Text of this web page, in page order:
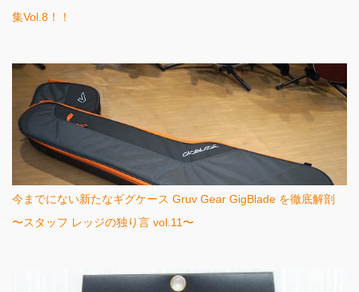
集Vol.8！！
今までにない新たなギグケース Gruv Gear GigBlade を徹底解剖
〜スタッフ レッジの独り言 vol.11〜